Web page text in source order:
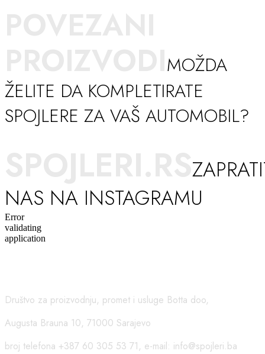
MOŽDA
ŽELITE DA KOMPLETIRATE
SPOJLERE ZA VAŠ AUTOMOBIL?
NAS NA INSTAGRAMU
Error
validating
application
Društvo za proizvodnju, promet i usluge Botta doo,
Augusta Brauna 10, 71000 Sarajevo
broj telefona +387 60 305 53 71, e-mail: info@spojleri.ba